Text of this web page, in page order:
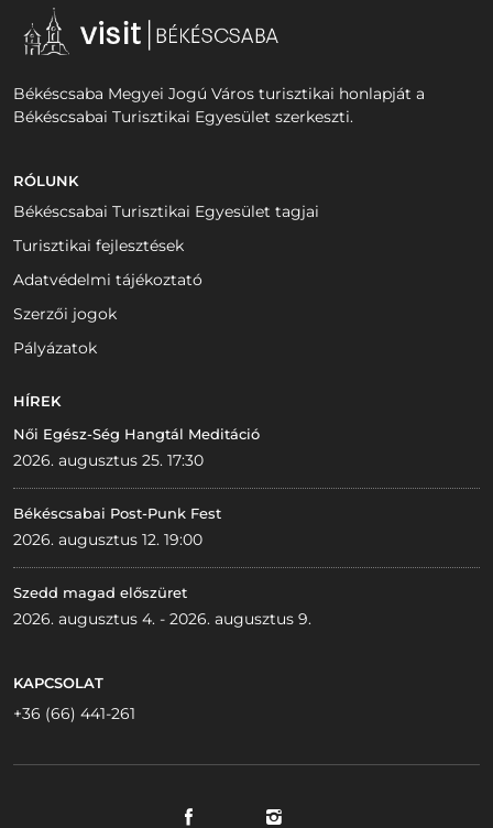
Békéscsaba Megyei Jogú Város turisztikai honlapját a
Békéscsabai Turisztikai Egyesület szerkeszti.
RÓLUNK
Békéscsabai Turisztikai Egyesület tagjai
Turisztikai fejlesztések
Adatvédelmi tájékoztató
Szerzői jogok
Pályázatok
HÍREK
Női Egész-Ség Hangtál Meditáció
2026. augusztus 25. 17:30
Békéscsabai Post-Punk Fest
2026. augusztus 12. 19:00
Szedd magad előszüret
2026. augusztus 4. - 2026. augusztus 9.
KAPCSOLAT
+36 (66) 441-261